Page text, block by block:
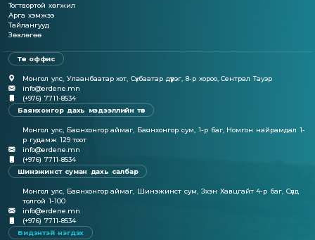
Тогтвортой хөгжил
Арга хэмжээ
Тайлангууд
Зөвлөгөө
Төв оффис
Монгол улс, Улаанбаатар хот, Сүхбаатар дүүрэг, 8-р хороо, Сентрал Тауэр
info@erdene.mn
(+976) 7711-8534
Баянхонгор дахь мэдээллийн төв
Монгол улс, Баянхонгор аймаг, Баянхонгор сум, 1-р баг, Номгон найрамдал 1-
р гудамж 129 тоот
info@erdene.mn
(+976) 7711-8534
Шинэжинст суман дахь салбар
Монгол улс, Баянхонгор аймаг, Шинэжинст сум, Эхэн Хавцгайт 4-р баг, Сүлд
толгой 1-100
info@erdene.mn
(+976) 7711-8534
Бидэнтэй нэгдэх